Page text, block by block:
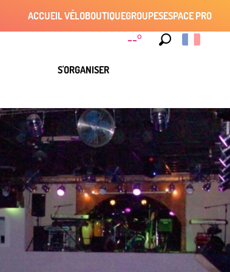
--°
ACCUEIL VÉLOBOUTIQUEGROUPESESPACE PRO
S'ORGANISER